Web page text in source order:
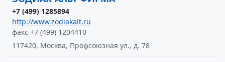
+7 (499) 1285894
http://www.zodiakalt.ru
факс +7 (499) 1204410
117420, Москва, Профсоюзная ул., д. 78